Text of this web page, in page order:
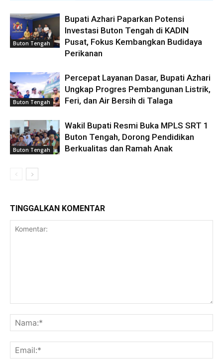
Buton Tengah
Bupati Azhari Paparkan Potensi
Investasi Buton Tengah di KADIN
Pusat, Fokus Kembangkan Budidaya
Perikanan
Buton Tengah
Percepat Layanan Dasar, Bupati Azhari
Ungkap Progres Pembangunan Listrik,
Feri, dan Air Bersih di Talaga
Buton Tengah
Wakil Bupati Resmi Buka MPLS SRT 1
Buton Tengah, Dorong Pendidikan
Berkualitas dan Ramah Anak
TINGGALKAN KOMENTAR